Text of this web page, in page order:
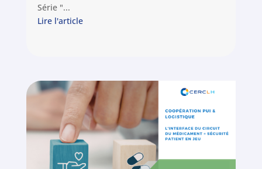
Série "...
Lire l'article